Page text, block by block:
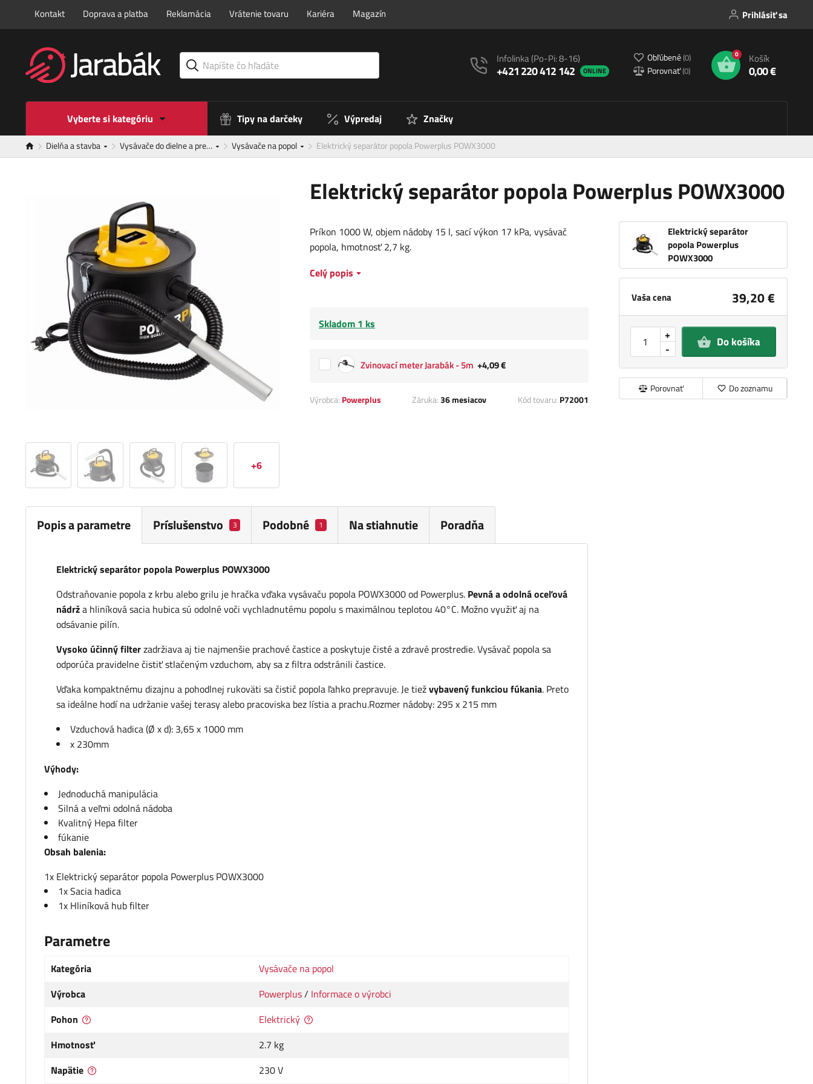
Kontakt Doprava a platba Reklamácia Vrátenie tovaru Kariéra Magazín Prihlásiť sa
Infolinka(Po-Pi: 8-16)
+421 220 412 142 ONLINE
Obľúbené(0)
Porovnať(0)
0 Košík
0,00 €
Vyberte si kategóriu Tipy na darčeky Výpredaj Značky
Dielňa a stavba Vysávače do dielne a pre… Vysávače na popol Elektrický separátor popola Powerplus POWX3000
Elektrický separátor popola Powerplus POWX3000
+6
Elektrický separátor
popola Powerplus
POWX3000
Vaša cena 39,20 €
-
+ Do košíka
Porovnať Do zoznamu
Príkon 1000 W, objem nádoby 15 l, sací výkon 17 kPa, vysávač
popola, hmotnosť 2,7 kg.
Celý popis
Skladom 1 ks
Zvinovací meter Jarabák - 5m +4,09 €
Výrobca: Powerplus Záruka:36 mesiacov Kód tovaru: P72001
Popis a parametre Príslušenstvo 3 Podobné 1 Na stiahnutie Poradňa
Elektrický separátor popola Powerplus POWX3000
Odstraňovanie popola z krbu alebo grilu je hračka vďaka vysávaču popola POWX3000 od Powerplus. Pevná a odolná oceľová
nádrža hliníková sacia hubica sú odolné voči vychladnutému popolu s maximálnou teplotou 40°C. Možno využiť aj na
odsávanie pilín.
Vysoko účinný filterzadržiava aj tie najmenšie prachové častice a poskytuje čisté a zdravé prostredie. Vysávač popola sa
odporúča pravidelne čistiť stlačeným vzduchom, aby sa z filtra odstránili častice.
Vďaka kompaktnému dizajnu a pohodlnej rukoväti sa čistič popola ľahko prepravuje. Je tiežvybavený funkciou fúkania. Preto
sa ideálne hodí na udržanie vašej terasy alebo pracoviska bez lístia a prachu.Rozmer nádoby: 295 x 215 mm
Vzduchová hadica (Ø x d): 3,65 x 1000 mm
x 230mm
Výhody:
Jednoduchá manipulácia
Silná a veľmi odolná nádoba
Kvalitný Hepa filter
fúkanie
Obsah balenia:
1x Elektrický separátor popola Powerplus POWX3000
1x Sacia hadica
1x Hliníková hub filter
Parametre
Kategória
Vysávače na popol
Výrobca
Powerplus/ Informace o výrobci
Pohon
Elektrický
Hmotnosť
2.7 kg
Napätie
230 V